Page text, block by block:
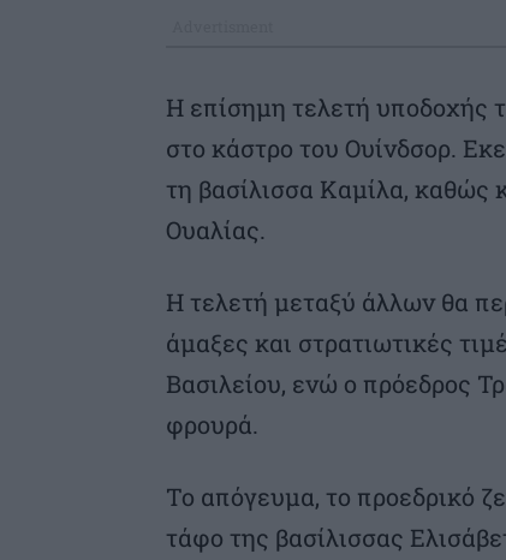
Η επίσημη τελετή υποδοχής
στο κάστρο του Ουίνδσορ.
τη βασίλισσα Καμίλα, καθώς
Ουαλίας.
Η τελετή μεταξύ άλλων θα
άμαξες και στρατιωτικές
Βασιλείου, ενώ ο πρόεδρος
φρουρά.
Το απόγευμα, το προεδρικό
τάφο της βασίλισσας